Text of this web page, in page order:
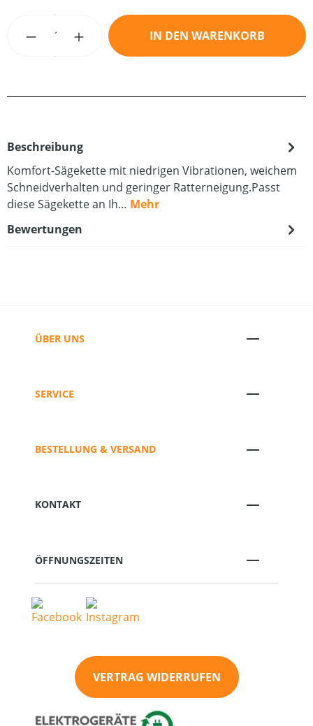
Produkt Anzahl: Gib den gewünschten
IN DEN WARENKORB
Beschreibung
Komfort-Sägekette mit niedrigen Vibrationen, weichem
Schneidverhalten und geringer Ratterneigung.Passt
diese Sägekette an Ih… Mehr
Bewertungen
ÜBER UNS
SERVICE
BESTELLUNG & VERSAND
KONTAKT
ÖFFNUNGSZEITEN
VERTRAG WIDERRUFEN